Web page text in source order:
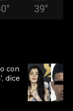
° 39°
con
dice